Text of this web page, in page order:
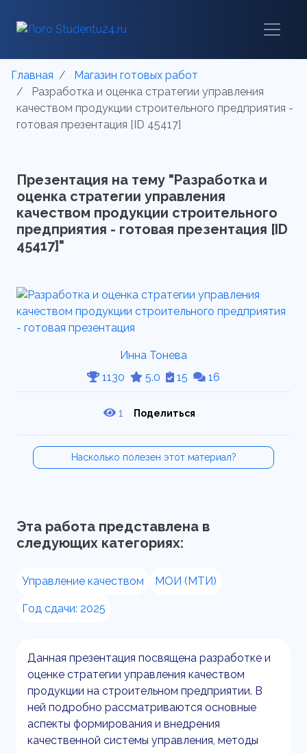
Главная
Магазин готовых работ
Разработка и оценка стратегии управления
качеством продукции строительного предприятия -
готовая презентация [ID 45417]
Презентация на тему "Разработка и
оценка стратегии управления
качеством продукции строительного
предприятия - готовая презентация [ID
45417]"
Инна Тонева
1130
5.0 15 16
1 Поделиться
Насколько полезен этот материал?
Эта работа представлена в
следующих категориях:
Управление качеством МОИ (МТИ)
Год сдачи: 2025
Данная презентация посвящена разработке и
оценке стратегии управления качеством
продукции на строительном предприятии. В
ней подробно рассматриваются основные
аспекты формирования и внедрения
качественной системы управления, методы